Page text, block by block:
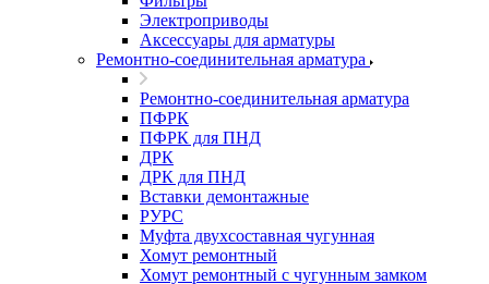
Электроприводы
Аксессуары для арматуры
Ремонтно-соединительная арматура
Ремонтно-соединительная арматура
ПФРК
ПФРК для ПНД
ДРК
ДРК для ПНД
Вставки демонтажные
РУРС
Муфта двухсоставная чугунная
Хомут ремонтный
Хомут ремонтный с чугунным замком